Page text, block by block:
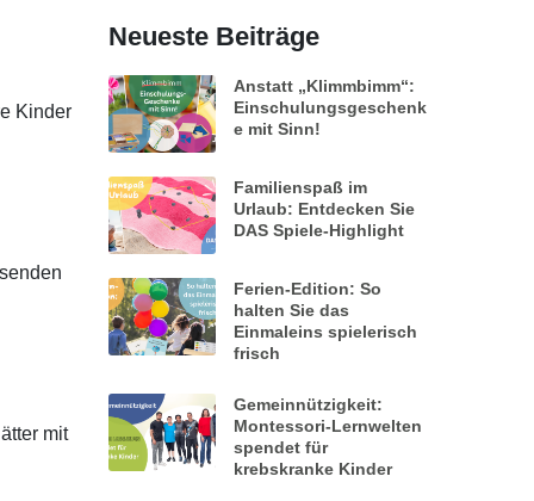
Kinder
mit
Neueste Beiträge
Anstatt „Klimmbimm“:
Einschulungsgeschenk
e mit Sinn!
Familienspaß im
Urlaub: Entdecken Sie
DAS Spiele-Highlight
Ferien-Edition: So
halten Sie das
Einmaleins spielerisch
frisch
Gemeinnützigkeit:
Montessori-Lernwelten
spendet für
krebskranke Kinder